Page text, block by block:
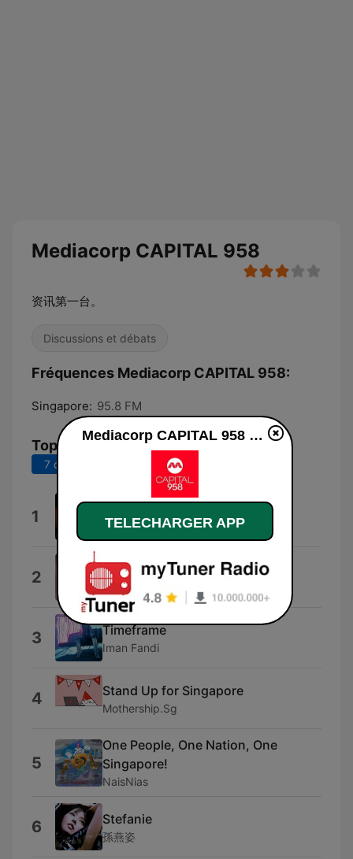
Mediacorp CAPITAL 958
资讯第一台。
Discussions et débats
Fréquences Mediacorp CAPITAL 958:
Singapore: 95.8 FM
Top titres
7 derniers jours 30 derniers jours
1 恋曲1990
陈洁仪
2 SOS
黄莺莺
3 Timeframe
Iman Fandi
4 Stand Up for Singapore
Mothership.Sg
5
One People, One Nation, One
Singapore!
NaisNias
6 Stefanie
孫燕姿
Mediacorp CAPITAL 958 en ligne
TELECHARGER APP